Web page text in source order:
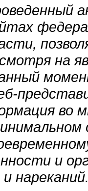
на
во
и